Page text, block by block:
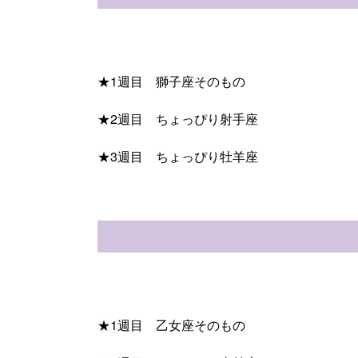
★1週目 獅子座そのもの
★2週目 ちょっぴり射手座
★3週目 ちょっぴり牡羊座
★1週目 乙女座そのもの